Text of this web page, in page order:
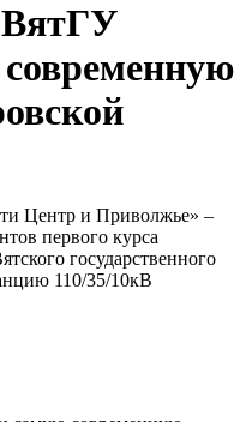
Центр и Приволжье» –
первого курса
государственного
110/35/10кВ